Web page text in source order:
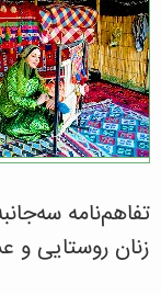
تفاهم‌نامه
زنان روستایی و